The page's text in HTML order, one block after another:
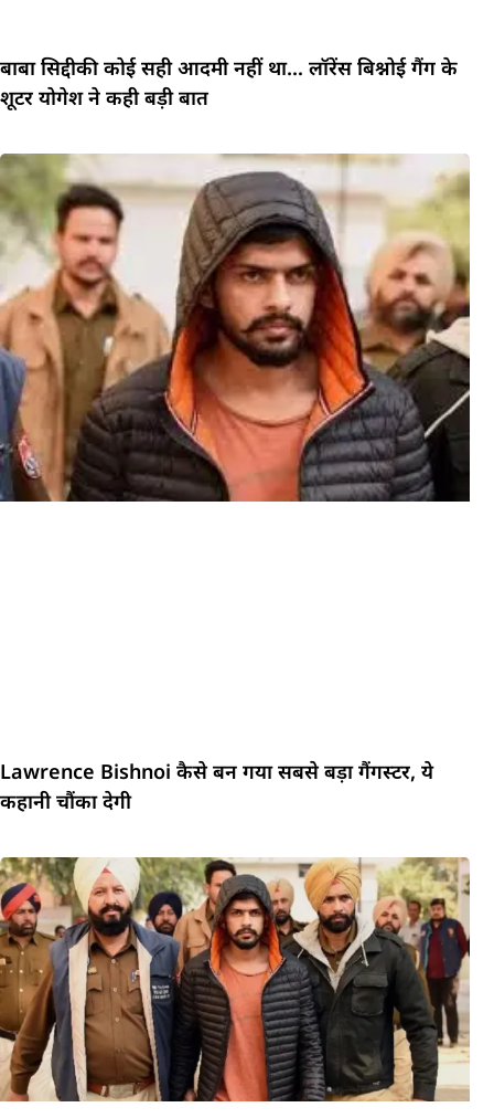
बाबा सिद्दीकी कोई सही आदमी नहीं था… लॉरेंस बिश्नोई गैंग के
शूटर योगेश ने कही बड़ी बात
Lawrence Bishnoi कैसे बन गया सबसे बड़ा गैंगस्टर, ये
कहानी चौंका देगी